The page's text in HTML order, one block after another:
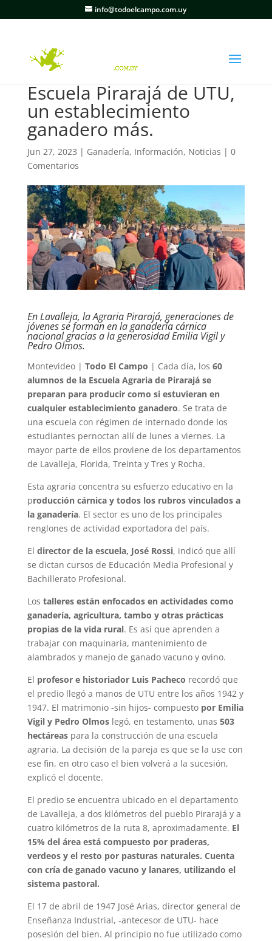
info@todoelcampo.com.uy
Escuela Pirarajá de UTU,
un establecimiento
ganadero más.
Jun 27, 2023 | Ganadería, Información, Noticias | 0
Comentarios
En Lavalleja, la Agraria Pirarajá, generaciones de
jóvenes se forman en la ganadería cárnica
nacional gracias a la generosidad Emilia Vigil y
Pedro Olmos.
Montevideo | Todo El Campo | Cada día, los 60
alumnos de la Escuela Agraria de Pirarajá se
preparan para producir como si estuvieran en
cualquier establecimiento ganadero. Se trata de
una escuela con régimen de internado donde los
estudiantes pernoctan allí de lunes a viernes. La
mayor parte de ellos proviene de los departamentos
de Lavalleja, Florida, Treinta y Tres y Rocha.
Esta agraria concentra su esfuerzo educativo en la
producción cárnica y todos los rubros vinculados a
la ganadería. El sector es uno de los principales
renglones de actividad exportadora del país.
El director de la escuela, José Rossi, indicó que allí
se dictan cursos de Educación Media Profesional y
Bachillerato Profesional.
Los talleres están enfocados en actividades como
ganadería, agricultura, tambo y otras prácticas
propias de la vida rural. Es así que aprenden a
trabajar con maquinaria, mantenimiento de
alambrados y manejo de ganado vacuno y ovino.
El profesor e historiador Luis Pacheco recordó que
el predio llegó a manos de UTU entre los años 1942 y
1947. El matrimonio -sin hijos- compuesto por Emilia
Vigil y Pedro Olmoslegó, en testamento, unas 503
hectáreaspara la construcción de una escuela
agraria. La decisión de la pareja es que se la use con
ese fin, en otro caso el bien volverá a la sucesión,
explicó el docente.
El predio se encuentra ubicado en el departamento
de Lavalleja, a dos kilómetros del pueblo Pirarajá y a
cuatro kilómetros de la ruta 8, aproximadamente. El
15% del área está compuesto por praderas,
verdeos y el resto por pasturas naturales. Cuenta
con cría de ganado vacuno y lanares, utilizando el
sistema pastoral.
El 17 de abril de 1947 José Arias, director general de
Enseñanza Industrial, -antecesor de UTU- hace
posesión del bien. Al principio no fue utilizado como